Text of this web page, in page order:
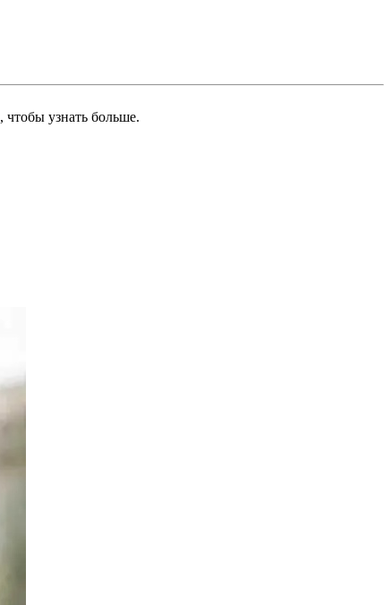
, чтобы узнать больше.